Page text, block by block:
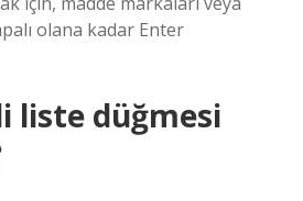
olana kadar Enter
liste düğmesi